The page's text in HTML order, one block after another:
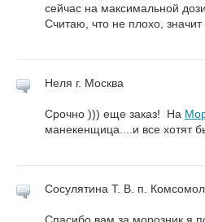
сейчас на максимальной
Считаю, что не плохо,
Неля г. Москва
Срочно ))) еще заказ! На
манекенщица....и все хотят
Сосулятина Т. В. п.